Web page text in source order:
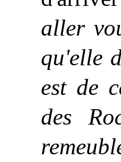
aller
qu'elle
est de
des